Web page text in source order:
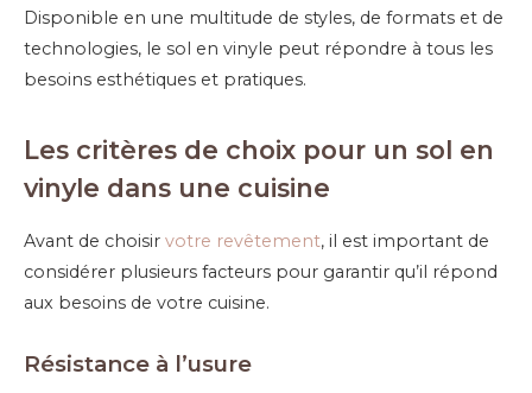
Disponible en une multitude de styles, de formats et de
technologies, le sol en vinyle peut répondre à tous les
besoins esthétiques et pratiques.
Les critères de choix pour un sol en
vinyle dans une cuisine
Avant de choisir votre revêtement, il est important de
considérer plusieurs facteurs pour garantir qu’il répond
aux besoins de votre cuisine.
Résistance à l’usure